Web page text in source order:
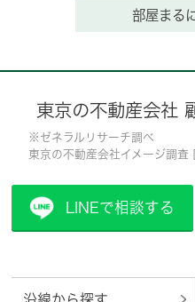
部屋まる
東京の不動産会社
※ゼネラルリサーチ調べ
東京の不動産会社イメージ調査 [
LINEで相談する